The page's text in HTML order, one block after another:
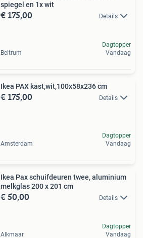
spiegel en 1x wit
€ 175,00 Details
Beltrum
Dagtopper
Vandaag
Ikea PAX kast,wit,100x58x236 cm
€ 175,00 Details
Amsterdam
Dagtopper
Vandaag
Ikea Pax schuifdeuren twee, aluminium
melkglas 200 x 201 cm
€ 50,00 Details
Alkmaar
Dagtopper
Vandaag